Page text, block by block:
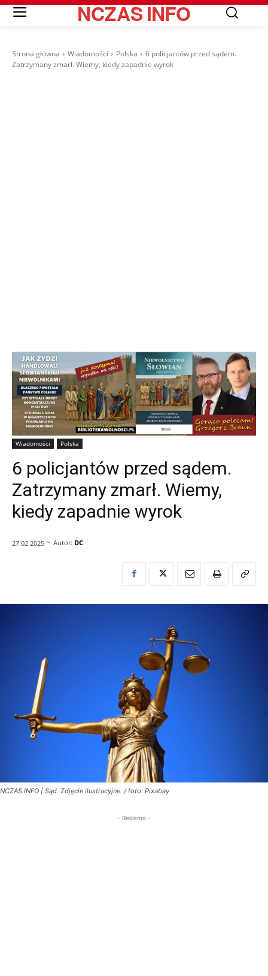
NCZASINFO
Strona główna Wiadomości Polska
6 policjantów przed sądem.
Zatrzymany zmarł. Wiemy, kiedy zapadnie wyrok
Wiadomości Polska
6 policjantów przed sądem.
Zatrzymany zmarł. Wiemy,
kiedy zapadnie wyrok
27.02.2025 - Autor: DC
NCZAS.INFO | Sąd. Zdjęcie ilustracyjne. / foto: Pixabay
- Reklama -